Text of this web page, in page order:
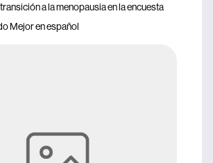
a la menopausia en la encuesta
Mejor en español